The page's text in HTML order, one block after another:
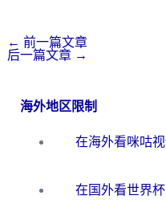
← 前一篇文章
后一篇文章 →
海外地区限制